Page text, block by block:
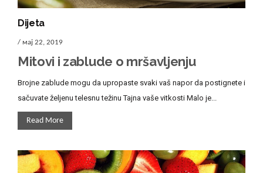
Dijeta
/ мај 22, 2019
Mitovi i zablude o mršavljenju
Brojne zablude mogu da upropaste svaki vaš napor da postignete i
sačuvate željenu telesnu težinu Tajna vaše vitkosti Malo je...
Read More